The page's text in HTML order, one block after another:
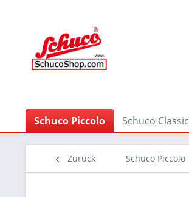
Schuco Piccolo Schuco Classic
Zurück Schuco Piccolo